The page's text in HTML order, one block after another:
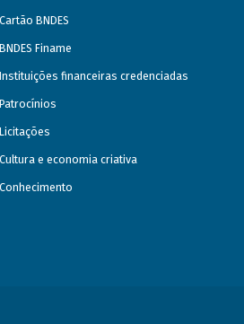
Cartão BNDES
BNDES Finame
Instituições financeiras credenciadas
Patrocínios
Licitações
Cultura e economia criativa
Conhecimento